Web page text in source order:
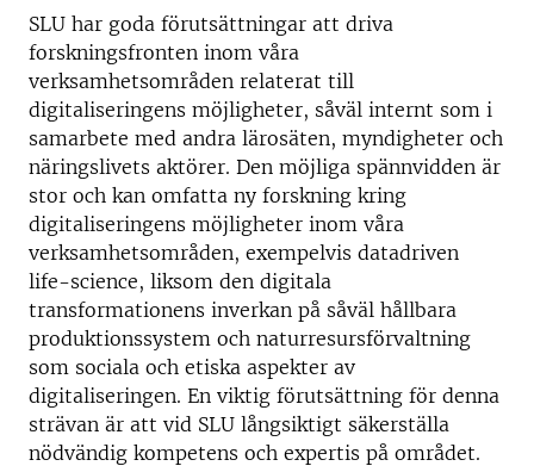
SLU har goda förutsättningar att driva
forskningsfronten inom våra
verksamhetsområden relaterat till
digitaliseringens möjligheter, såväl internt som i
samarbete med andra lärosäten, myndigheter och
näringslivets aktörer. Den möjliga spännvidden är
stor och kan omfatta ny forskning kring
digitaliseringens möjligheter inom våra
verksamhetsområden, exempelvis datadriven
life-science, liksom den digitala
transformationens inverkan på såväl hållbara
produktionssystem och naturresursförvaltning
som sociala och etiska aspekter av
digitaliseringen. En viktig förutsättning för denna
strävan är att vid SLU långsiktigt säkerställa
nödvändig kompetens och expertis på området.